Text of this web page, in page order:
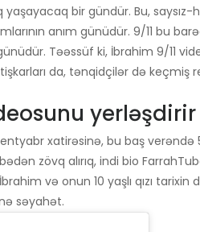
bir gündür. Bu, saysız-
anım günüdür. 9/11 bu
Təəssüf ki, İbrahim 9/11
da, tənqidçilər də keçmiş
yerləşdirir
xatirəsinə, bu baş
zövq alırıq, indi bio
və onun 10 yaşlı qızı tarixin
səyahət.